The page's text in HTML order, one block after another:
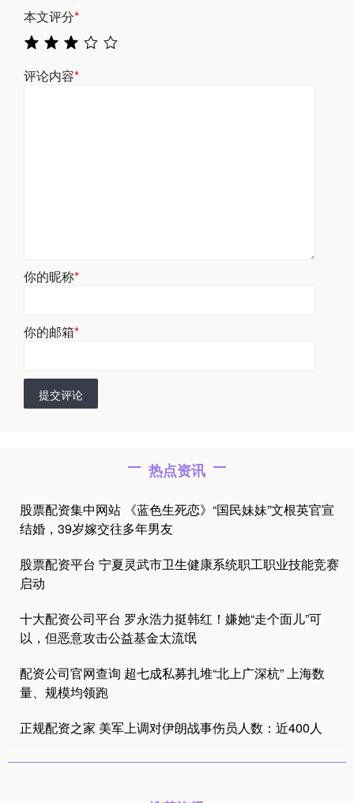
本文评分*
评论内容*
你的昵称*
你的邮箱*
提交评论
热点资讯
股票配资集中网站 《蓝色生死恋》“国民妹妹”文根英官宣
结婚，39岁嫁交往多年男友
股票配资平台 宁夏灵武市卫生健康系统职工职业技能竞赛
启动
十大配资公司平台 罗永浩力挺韩红！嫌她“走个面儿”可
以，但恶意攻击公益基金太流氓
配资公司官网查询 超七成私募扎堆“北上广深杭” 上海数
量、规模均领跑
正规配资之家 美军上调对伊朗战事伤员人数：近400人